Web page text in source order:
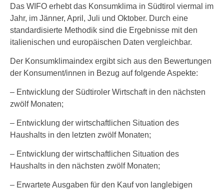
Das WIFO erhebt das Konsumklima in Südtirol viermal im
Jahr, im Jänner, April, Juli und Oktober. Durch eine
standardisierte Methodik sind die Ergebnisse mit den
italienischen und europäischen Daten vergleichbar.
Der Konsumklimaindex ergibt sich aus den Bewertungen
der Konsument/innen in Bezug auf folgende Aspekte:
– Entwicklung der Südtiroler Wirtschaft in den nächsten
zwölf Monaten;
– Entwicklung der wirtschaftlichen Situation des
Haushalts in den letzten zwölf Monaten;
– Entwicklung der wirtschaftlichen Situation des
Haushalts in den nächsten zwölf Monaten;
– Erwartete Ausgaben für den Kauf von langlebigen